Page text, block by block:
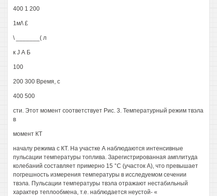
400 1 200
1м/\ £
\ _______( л
к J А Б
100
200 300 Время, с
400 500
сти. Этот момент соответствует Рис. 3. Температурный режим твэла
в
момент КТ
началу режима с КТ. На участке А наблюдаются интенсивные
пульсации температуры топлива. Зарегистрированная амплитуда
колебаний составляет примерно 15 °С (участок А), что превышает
погрешность измерения температуры в исследуемом сечении
твэла. Пульсации температуры твэла отражают нестабильный
характер теплообмена, т.е. наблюдается неустой- «